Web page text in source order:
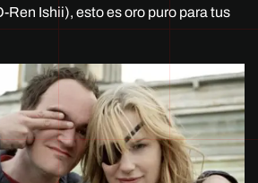
Ren Ishii), esto es oro puro para tus